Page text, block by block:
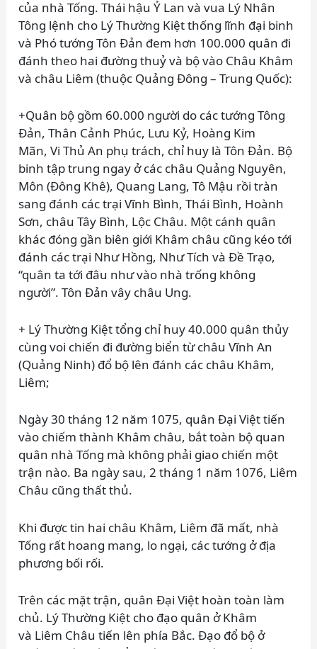
của nhà Tống. Thái hậu Ỷ Lan và vua Lý Nhân
Tông lệnh cho Lý Thường Kiệt thống lĩnh đại binh
và Phó tướng Tôn Đản đem hơn 100.000 quân đi
đánh theo hai đường thuỷ và bộ vào Châu Khâm
và châu Liêm (thuộc Quảng Đông – Trung Quốc):
+Quân bộ gồm 60.000 người do các tướng Tông
Đản, Thân Cảnh Phúc, Lưu Kỷ, Hoàng Kim
Mãn, Vi Thủ An phụ trách, chỉ huy là Tôn Đản. Bộ
binh tập trung ngay ở các châu Quảng Nguyên,
Môn (Đông Khê), Quang Lang, Tô Mậu rồi tràn
sang đánh các trại Vĩnh Bình, Thái Bình, Hoành
Sơn, châu Tây Bình, Lộc Châu. Một cánh quân
khác đóng gần biên giới Khâm châu cũng kéo tới
đánh các trại Như Hồng, Như Tích và Đề Trạo,
“quân ta tới đâu như vào nhà trống không
người”. Tôn Đản vây châu Ung.
+ Lý Thường Kiệt tổng chỉ huy 40.000 quân thủy
cùng voi chiến đi đường biển từ châu Vĩnh An
(Quảng Ninh) đổ bộ lên đánh các châu Khâm,
Liêm;
Ngày 30 tháng 12 năm 1075, quân Đại Việt tiến
vào chiếm thành Khâm châu, bắt toàn bộ quan
quân nhà Tống mà không phải giao chiến một
trận nào. Ba ngày sau, 2 tháng 1 năm 1076, Liêm
Châu cũng thất thủ.
Khi được tin hai châu Khâm, Liêm đã mất, nhà
Tống rất hoang mang, lo ngại, các tướng ở địa
phương bối rối.
Trên các mặt trận, quân Đại Việt hoàn toàn làm
chủ. Lý Thường Kiệt cho đạo quân ở Khâm
và Liêm Châu tiến lên phía Bắc. Đạo đổ bộ ở